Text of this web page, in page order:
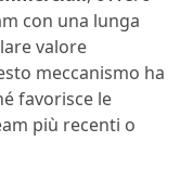
con una lunga
valore
meccanismo ha
favorisce le
più recenti o